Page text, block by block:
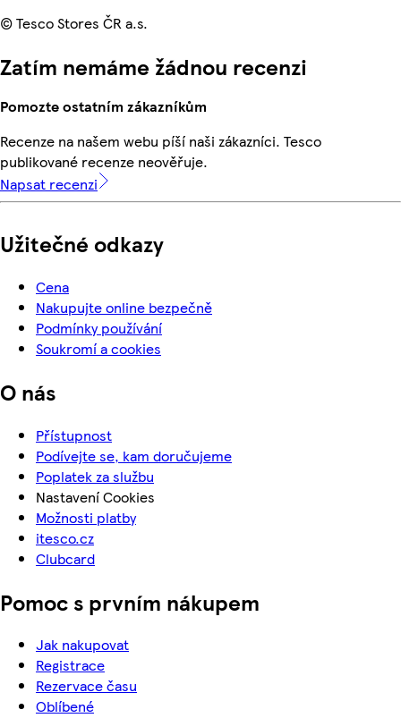
© Tesco Stores ČR a.s.
Zatím nemáme žádnou recenzi
Pomozte ostatním zákazníkům
Recenze na našem webu píší naši zákazníci. Tesco
publikované recenze neověřuje.
Napsat recenzi
Užitečné odkazy
Cena
Nakupujte online bezpečně
Podmínky používání
Soukromí a cookies
O nás
Přístupnost
Podívejte se, kam doručujeme
Poplatek za službu
Nastavení Cookies
Možnosti platby
itesco.cz
Clubcard
Pomoc s prvním nákupem
Jak nakupovat
Registrace
Rezervace času
Oblíbené